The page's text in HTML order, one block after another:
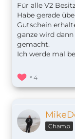
Für alle V2
Habe gerade
Gutschein
ganze wird
gemacht.
Ich werde mal
4
Champ